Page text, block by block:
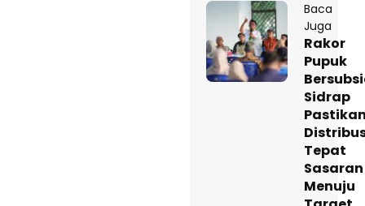
Baca
Juga
Rakor
Pupuk
Sidrap
Tepat
Sasaran
Menuju